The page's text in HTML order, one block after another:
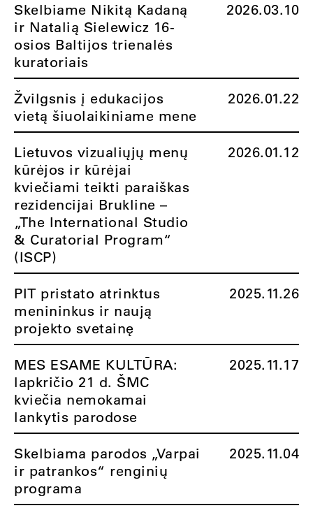
Skelbiame Nikitą Kadaną
ir Natalią Sielewicz 16-
osios Baltijos trienalės
kuratoriais
2026.03.10
Žvilgsnis į edukacijos
vietą šiuolaikiniame mene
2026.01.22
Lietuvos vizualiųjų menų
kūrėjos ir kūrėjai
kviečiami teikti paraiškas
rezidencijai Brukline –
„The International Studio
& Curatorial Program“
(ISCP)
2026.01.12
PIT pristato atrinktus
menininkus ir naują
projekto svetainę
2025.11.26
MES ESAME KULTŪRA:
lapkričio 21 d. ŠMC
kviečia nemokamai
lankytis parodose
2025.11.17
Skelbiama parodos „Varpai
ir patrankos“ renginių
programa
2025.11.04